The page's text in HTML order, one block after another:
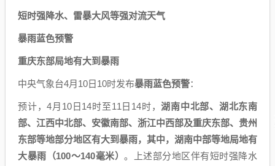
短时强降水、雷暴大风等强对流天气
暴雨蓝色预警
重庆东部局地有大到暴雨
中央气象台4月10日10时发布暴雨蓝色预警：
预计，4月10日14时至11日14时，湖南中北部、湖北东南
部、江西中北部、安徽南部、浙江中西部及重庆东部、贵州
东部等地部分地区有大到暴雨，其中，湖南中部等地局地有
大暴雨（100～140毫米）。上述部分地区伴有短时强降水